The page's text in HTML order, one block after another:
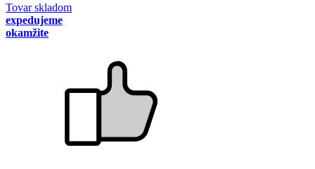
Tovar skladom
expedujeme
okamžite